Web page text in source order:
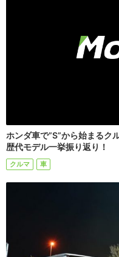
ホンダ車で”S”から始まるク
歴代モデル一挙振り返り！
クルマ 車